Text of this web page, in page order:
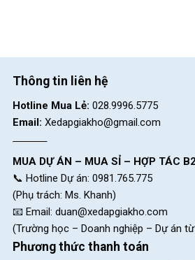
Thông tin liên hệ
Hotline Mua Lẻ: 028.9996.5775
Email: Xedapgiakho@gmail.com
MUA DỰ ÁN – MUA SỈ – HỢP TÁC
📞 Hotline Dự án: 0981.765.775
(Phụ trách: Ms. Khanh)
📧 Email: duan@xedapgiakho.com
(Trường học – Doanh nghiệp – Dự án
Phương thức thanh toán